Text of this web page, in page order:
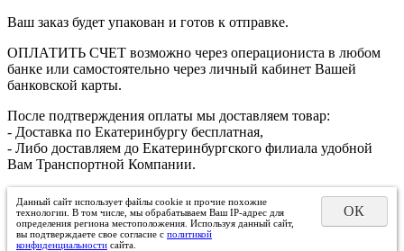
Ваш заказ будет упакован и готов к отправке.
ОПЛАТИТЬ СЧЕТ возможно через операциониста в любом
банке или самостоятельно через личный кабинет Вашей
банковской карты.
После подтверждения оплаты мы доставляем товар:
- Доставка по Екатеринбургу бесплатная,
- Либо доставляем до Екатеринбургского филиала удобной
Вам Транспортной Компании.
Данный сайт использует файлы cookie и прочие похожие
технологии. В том числе, мы обрабатываем Ваш IP-адрес для
определения региона местоположения. Используя данный сайт,
вы подтверждаете свое согласие с политикой
конфиденциальности сайта.
ОК